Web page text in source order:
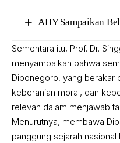
AHY Sampaikan
Sementara itu, Prof. Dr.
menyampaikan bahwa
Diponegoro, yang berakar
keberanian moral, dan
relevan dalam menjawab
Menurutnya, membawa
panggung sejarah